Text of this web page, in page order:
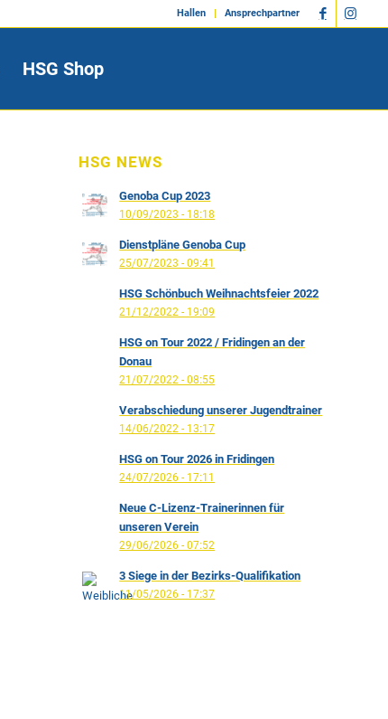
Hallen Ansprechpartner
HSG Shop
HSG NEWS
Genoba Cup 2023
10/09/2023 - 18:18
Dienstpläne Genoba Cup
25/07/2023 - 09:41
HSG Schönbuch Weihnachtsfeier 2022
21/12/2022 - 19:09
HSG on Tour 2022 / Fridingen an der
Donau
21/07/2022 - 08:55
Verabschiedung unserer Jugendtrainer
14/06/2022 - 13:17
HSG on Tour 2026 in Fridingen
24/07/2026 - 17:11
Neue C-Lizenz-Trainerinnen für
unseren Verein
29/06/2026 - 07:52
3 Siege in der Bezirks-Qualifikation
11/05/2026 - 17:37